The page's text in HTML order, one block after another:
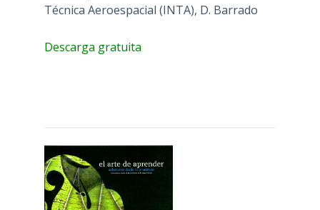
Técnica Aeroespacial (INTA), D. Barrado
Descarga gratuita